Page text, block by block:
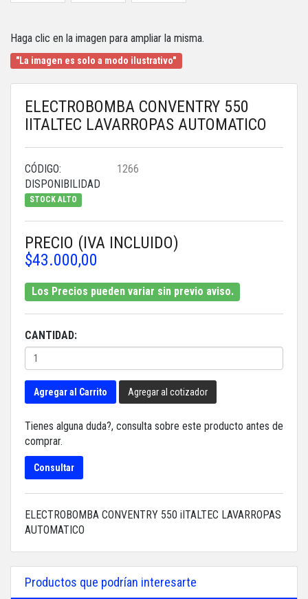
Haga clic en la imagen para ampliar la misma.
"La imagen es solo a modo ilustrativo"
ELECTROBOMBA CONVENTRY 550
IITALTEC LAVARROPAS AUTOMATICO
CÓDIGO:
1266
DISPONIBILIDAD
STOCK ALTO
PRECIO (IVA INCLUIDO)
$43.000,00
Los Precios pueden variar sin previo aviso.
CANTIDAD:
Agregar al Carrito Agregar al cotizador
Tienes alguna duda?, consulta sobre este producto antes de
comprar.
Consultar
ELECTROBOMBA CONVENTRY 550 iITALTEC LAVARROPAS
AUTOMATICO
Productos que podrían interesarte